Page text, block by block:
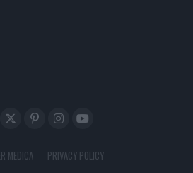
MEDICA PRIVACY POLICY